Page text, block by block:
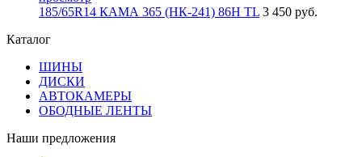
185/65R14 КАМА 365 (НК-241) 86H TL 3 450 руб.
Каталог
ШИНЫ
ДИСКИ
АВТОКАМЕРЫ
ОБОДНЫЕ ЛЕНТЫ
Наши предложения